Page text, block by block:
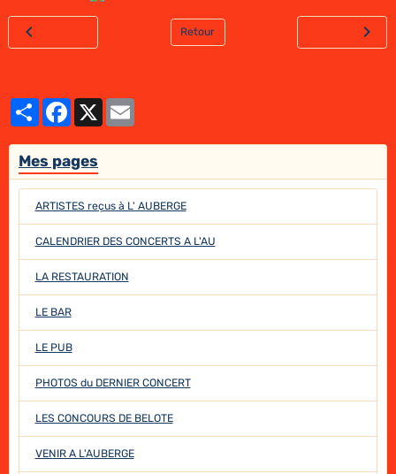
Retour
PartagerFacebook
X
Mes pages
ARTISTES reçus à L' AUBERGE
CALENDRIER DES CONCERTS A L'AU
LA RESTAURATION
LE BAR
LE PUB
PHOTOS du DERNIER CONCERT
LES CONCOURS DE BELOTE
VENIR A L'AUBERGE